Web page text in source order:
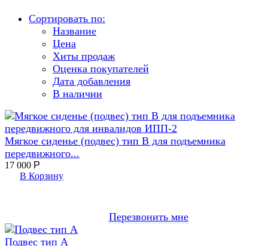
Сортировать по:
Название
Цена
Хиты продаж
Оценка покупателей
Дата добавления
В наличии
Мягкое сиденье (подвес) тип B для подъемника
передвижного...
17 000 Р
В Корзину
Перезвонить мне
Подвес тип А